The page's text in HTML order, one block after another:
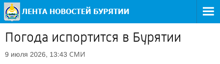
Погода испортится в Бурятии
9 июля 2026, 13:43 СМИ